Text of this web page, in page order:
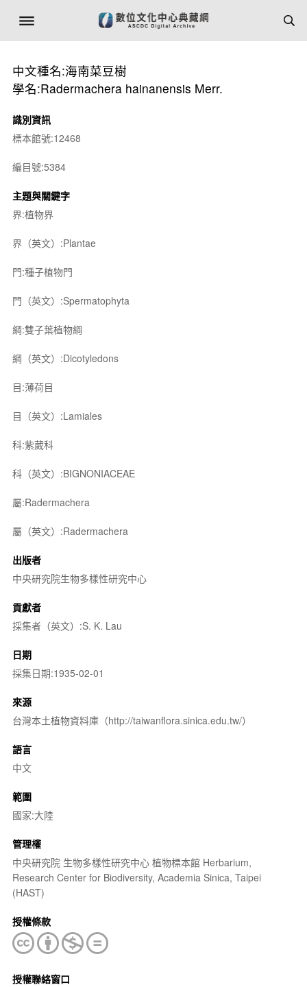
中文種名:海南菜豆樹
學名:Radermachera hainanensis Merr.
識別資訊
標本館號:12468
編目號:5384
主題與關鍵字
界:植物界
界（英文）:Plantae
門:種子植物門
門（英文）:Spermatophyta
綱:雙子葉植物綱
綱（英文）:Dicotyledons
目:薄荷目
目（英文）:Lamiales
科:紫葳科
科（英文）:BIGNONIACEAE
屬:Radermachera
屬（英文）:Radermachera
出版者
中央研究院生物多樣性研究中心
貢獻者
採集者（英文）:S. K. Lau
日期
採集日期:1935-02-01
來源
台灣本土植物資料庫（http://taiwanflora.sinica.edu.tw/）
語言
中文
範圍
國家:大陸
管理權
中央研究院 生物多樣性研究中心 植物標本館 Herbarium,
Research Center for Biodiversity, Academia Sinica, Taipei
(HAST)
授權條款
授權聯絡窗口